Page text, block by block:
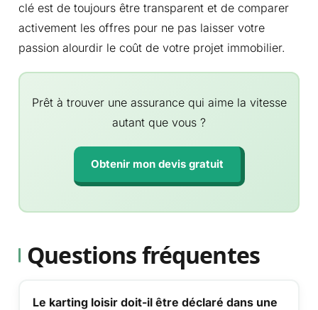
clé est de toujours être transparent et de comparer
activement les offres pour ne pas laisser votre
passion alourdir le coût de votre projet immobilier.
Prêt à trouver une assurance qui aime la vitesse
autant que vous ?
Obtenir mon devis gratuit
Questions fréquentes
Le karting loisir doit-il être déclaré dans une